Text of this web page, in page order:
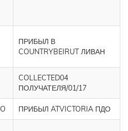
ПРИБЫЛ В
COUNTRYBEIRUT ЛИВАН
COLLECTED04
ПОЛУЧАТЕЛЯ/01/17
ПРИБЫЛ ATVICTORIA ПДО